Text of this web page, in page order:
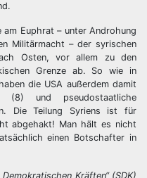
Euphrat – unter Androhung
Militärmacht – der syrischen
Osten, vor allem zu den
Grenze ab. So wie in
die USA außerdem damit
(8) und pseudostaatliche
Die Teilung Syriens ist für
abgehakt! Man hält es nicht
einen Botschafter in
Kräften“ (SDK)